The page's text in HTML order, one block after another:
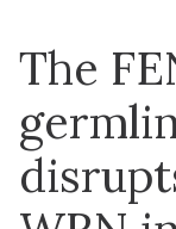
The